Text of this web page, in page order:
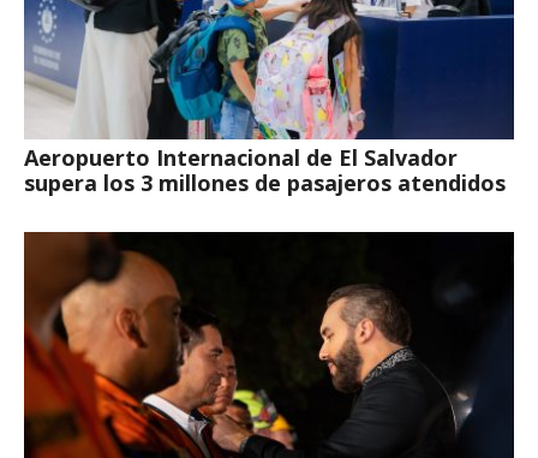
Aeropuerto Internacional de El Salvador
supera los 3 millones de pasajeros atendidos